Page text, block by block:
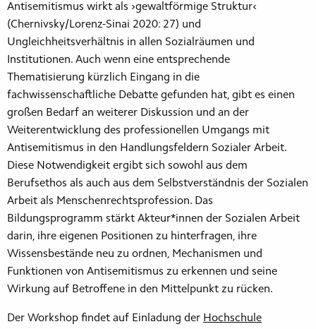
Antisemitismus wirkt als ›gewaltförmige Struktur‹
(Chernivsky/Lorenz-Sinai 2020: 27) und
Ungleichheitsverhältnis in allen Sozialräumen und
Institutionen. Auch wenn eine entsprechende
Thematisierung kürzlich Eingang in die
fachwissenschaftliche Debatte gefunden hat, gibt es einen
großen Bedarf an weiterer Diskussion und an der
Weiterentwicklung des professionellen Umgangs mit
Antisemitismus in den Handlungsfeldern Sozialer Arbeit.
Diese Notwendigkeit ergibt sich sowohl aus dem
Berufsethos als auch aus dem Selbstverständnis der Sozialen
Arbeit als Menschenrechtsprofession. Das
Bildungsprogramm stärkt Akteur*innen der Sozialen Arbeit
darin, ihre eigenen Positionen zu hinterfragen, ihre
Wissensbestände neu zu ordnen, Mechanismen und
Funktionen von Antisemitismus zu erkennen und seine
Wirkung auf Betroffene in den Mittelpunkt zu rücken.
Der Workshop findet auf Einladung der Hochschule